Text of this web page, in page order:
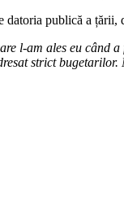
publică a
l-am ales eu
strict